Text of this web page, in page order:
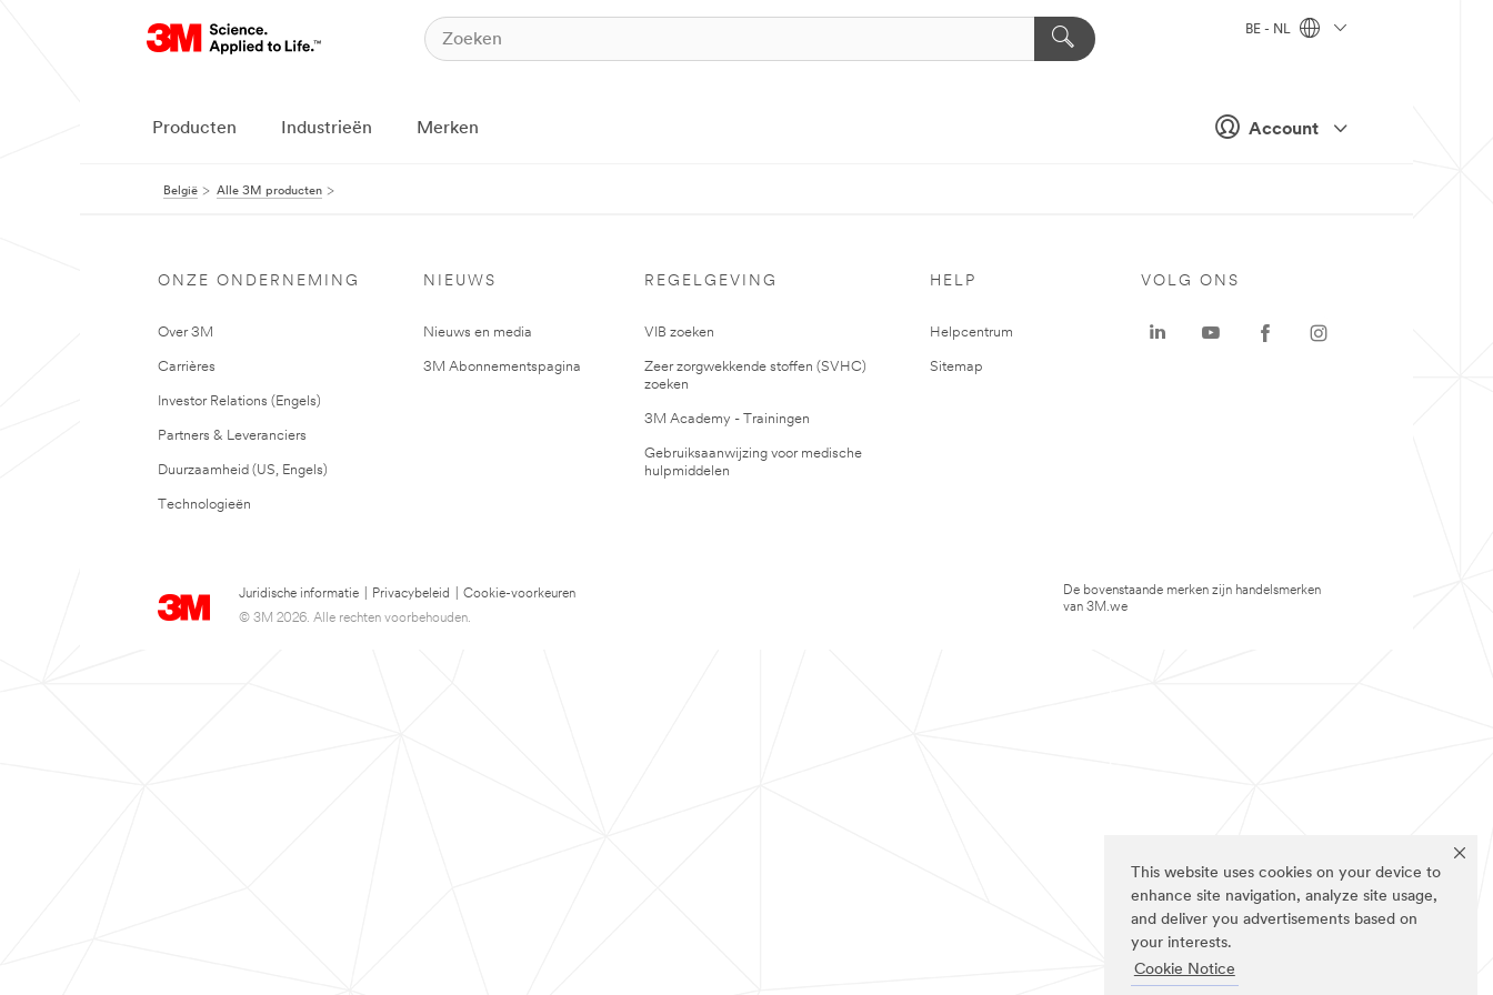
This website uses cookies on your device to
enhance site navigation, analyze site usage,
and deliver you advertisements based on
your interests.
Cookie Notice
Account
BE - NL
Producten Industrieën Merken
België Alle 3M producten
ONZE ONDERNEMING
Over 3M
Carrières
Investor Relations (Engels)
Partners & Leveranciers
Duurzaamheid (US, Engels)
Technologieën
NIEUWS
Nieuws en media
3M Abonnementspagina
REGELGEVING
VIB zoeken
Zeer zorgwekkende stoffen (SVHC)
zoeken
3M Academy - Trainingen
Gebruiksaanwijzing voor medische
hulpmiddelen
HELP
Helpcentrum
Sitemap
Juridische informatie Privacybeleid
Cookie-voorkeuren
© 3M 2026. Alle rechten voorbehouden.
VOLG ONS
De bovenstaande merken zijn handelsmerken
van 3M.we